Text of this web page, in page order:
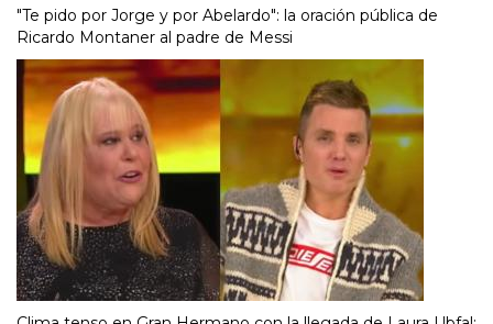
"Te pido por Jorge y por Abelardo": la oración pública de
Ricardo Montaner al padre de Messi